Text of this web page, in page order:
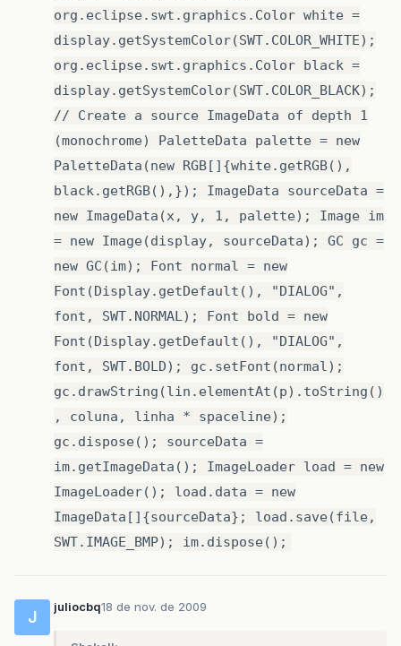
org.eclipse.swt.graphics.Color white =
display.getSystemColor(SWT.COLOR_WHITE);
org.eclipse.swt.graphics.Color black =
display.getSystemColor(SWT.COLOR_BLACK);
// Create a source ImageData of depth 1
(monochrome) PaletteData palette = new
PaletteData(new RGB[]{white.getRGB(),
black.getRGB(),}); ImageData sourceData =
new ImageData(x, y, 1, palette); Image im
= new Image(display, sourceData); GC gc =
new GC(im); Font normal = new
Font(Display.getDefault(), "DIALOG",
font, SWT.NORMAL); Font bold = new
Font(Display.getDefault(), "DIALOG",
font, SWT.BOLD); gc.setFont(normal);
gc.drawString(lin.elementAt(p).toString()
, coluna, linha * spaceline);
gc.dispose(); sourceData =
im.getImageData(); ImageLoader load = new
ImageLoader(); load.data = new
ImageData[]{sourceData}; load.save(file,
SWT.IMAGE_BMP); im.dispose();
J
juliocbq18 de nov. de 2009